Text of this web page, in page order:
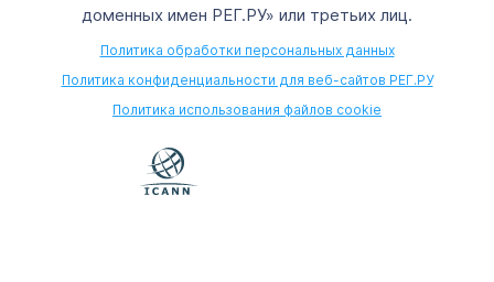
доменных имен РЕГ.РУ» или третьих лиц.
Политика обработки персональных данных
Политика конфиденциальности для веб-сайтов РЕГ.РУ
Политика использования файлов cookie